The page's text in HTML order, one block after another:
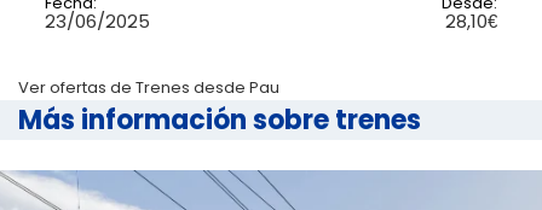
23/06/2025 28,10€
Ver ofertas de Trenes desde Pau
Más información sobre trenes